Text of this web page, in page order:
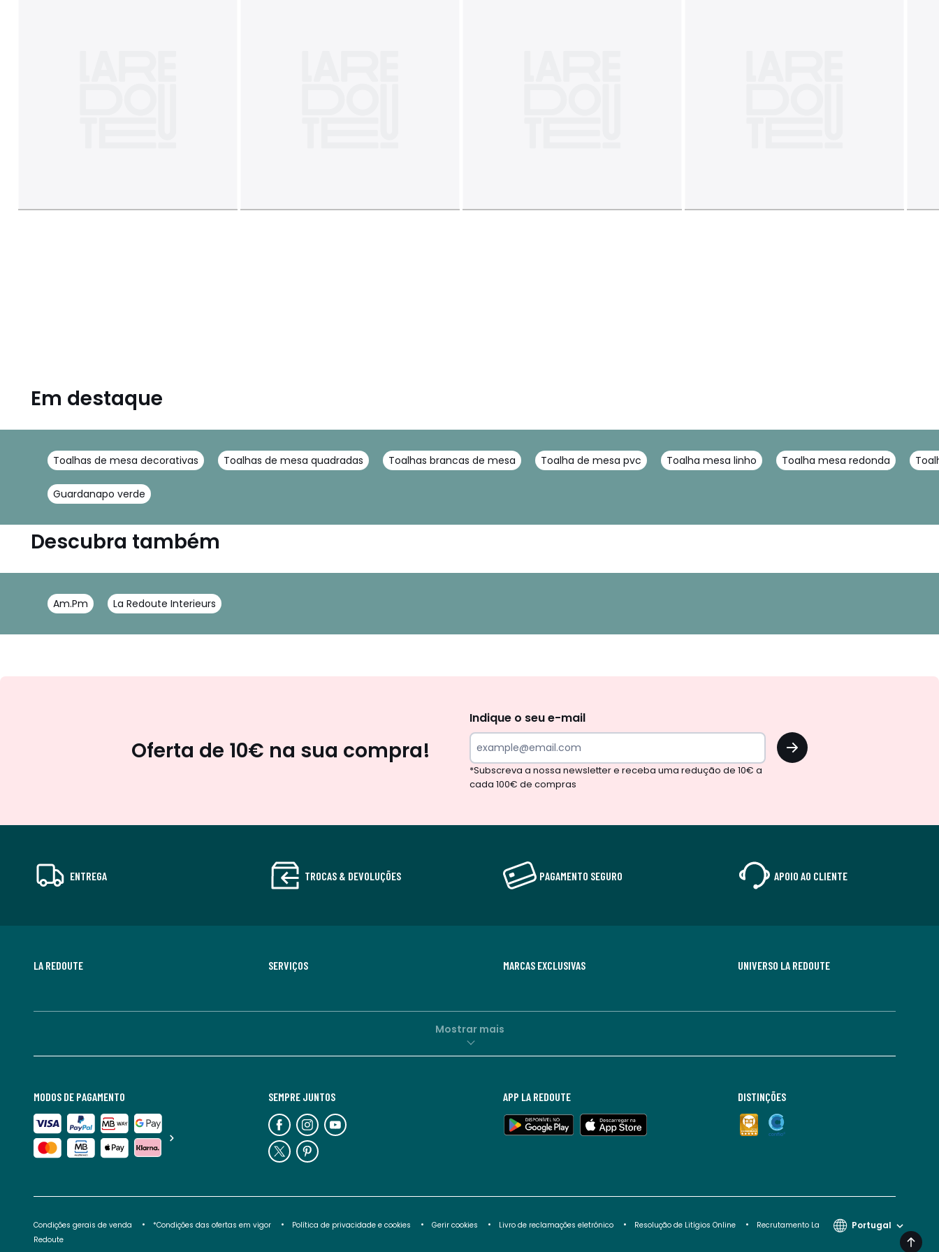
Em destaque
Toalhas de mesa decorativas Toalhas de mesa quadradas Toalhas brancas de mesa Toalha de mesa pvc Toalha mesa linho Toalha mesa redonda
Guardanapo verde
Descubra também
Am.Pm La Redoute Interieurs
Oferta de 10€ na sua compra!
Indique o seu e-mail
OK
*Subscreva a nossa newsletter e receba uma redução de 10€ a
cada 100€ de compras
ENTREGA TROCAS & DEVOLUÇÕES PAGAMENTO SEGURO APOIO AO CLIENTE
LA REDOUTE SERVIÇOS MARCAS EXCLUSIVAS UNIVERSO LA REDOUTE
Mostrar mais
MODOS DE PAGAMENTO SEMPRE JUNTOS APP LA REDOUTE DISTINÇÕES
Condições gerais de venda *Condições das ofertas em vigor Política de privacidade e cookies Gerir cookies Livro de reclamações eletrónico Resolução de Litígios Online
Recrutamento La
Redoute
Portugal